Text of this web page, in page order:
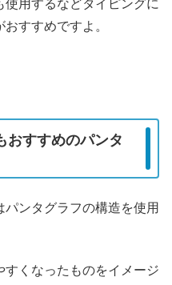
用するなどタイピングに
すすめですよ。
おすすめのパンタ
パンタグラフの構造を使用
すくなったものをイメージ